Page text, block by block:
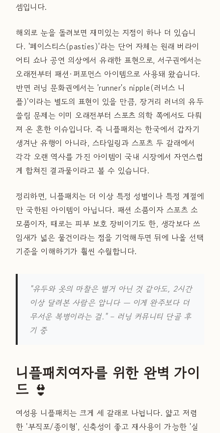
셈입니다.
해외로 눈을 돌려보면 재미있는 지점이 하나 더 있습니
다. '페이스티스(pasties)'라는 단어 자체는 원래 버라이
어티 쇼나 공연 의상에서 유래한 표현으로, 서구권에서는
오래전부터 패션·퍼포먼스 아이템으로 사용돼 왔습니다.
반면 러닝 문화권에서는 'runner's nipple(러너스 니
플)'이라는 별도의 표현이 있을 만큼, 장거리 러너의 유두
쓸림 문제는 이미 오래전부터 스포츠 의학 쪽에서도 다뤄
져 온 흔한 이슈입니다. 즉 니플패치는 한국에서 갑자기
생겨난 유행이 아니라, 스타일링과 스포츠 두 갈래에서
각각 오랜 역사를 가진 아이템이 국내 시장에서 자연스럽
게 합쳐진 결과물이라고 볼 수 있습니다.
정리하면, 니플패치는 더 이상 특정 성별이나 특정 계절에
만 국한된 아이템이 아닙니다. 패션 소품이자 스포츠 소
모품이자, 때로는 피부 보호 장비이기도 한, 생각보다 쓰
임새가 넓은 물건이라는 점을 기억해두면 뒤에 나올 선택
기준을 이해하기가 훨씬 수월합니다.
"유두와 옷의 마찰은 별거 아닌 것 같아도, 2시간
이상 달려본 사람은 압니다 — 이게 완주보다 더
무서운 복병이라는 걸." – 러닝 커뮤니티 단골 후
기 중
니플패치여자를 위한 완벽 가이
드 👙
여성용 니플패치는 크게 세 갈래로 나뉩니다. 얇고 저렴
한 '부직포/종이형', 신축성이 좋고 재사용이 가능한 '실